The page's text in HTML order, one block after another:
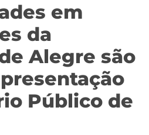
em
da
Alegre são
Público de